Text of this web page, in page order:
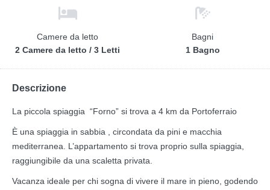
Camere da letto
2 Camere da letto / 3 Letti
Bagni
1 Bagno
Descrizione
La piccola spiaggia “Forno” si trova a 4 km da Portoferraio
È una spiaggia in sabbia , circondata da pini e macchia
mediterranea. L’appartamento si trova proprio sulla spiaggia,
raggiungibile da una scaletta privata.
Vacanza ideale per chi sogna di vivere il mare in pieno, godendo